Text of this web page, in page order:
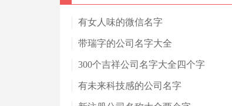
有女人味的微信名字
带瑞字的公司名字大全
300个吉祥公司名字大全四个字
有未来科技感的公司名字